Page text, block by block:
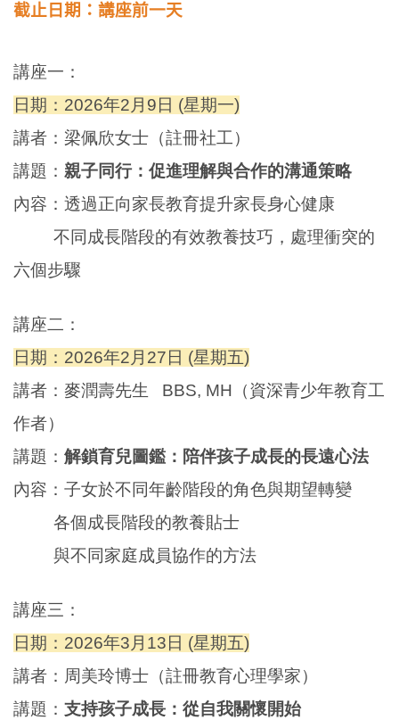
截止日期：講座前一天
講座一：
日期：2026年2月9日 (星期一)
講者：梁佩欣女士（註冊社工）
講題： 親子同行： 促進理解與合作的溝通策略
內容 ： 透過正向家長教育提升家長身心健康
不同成長階段的有效教養技巧，處理衝突的
六個步驟
講座二：
日期：2026年2月27日 (星期五)
講者：麥潤壽先生 BBS, MH（資深青少年教育工
作者）
講題： 解鎖育兒圖鑑： 陪伴孩子成長的長遠心法
內容 ： 子女於不同年齡階段的角色與期望轉變
各個成長階段的教養貼士
與不同家庭成員協作的方法
講座三：
日期：2026年3月13日 (星期五)
講者：周美玲博士（註冊教育心理學家）
講題： 支持孩子成長：從自我關懷開始